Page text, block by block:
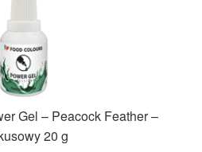
Gel – Peacock Feather –
20 g